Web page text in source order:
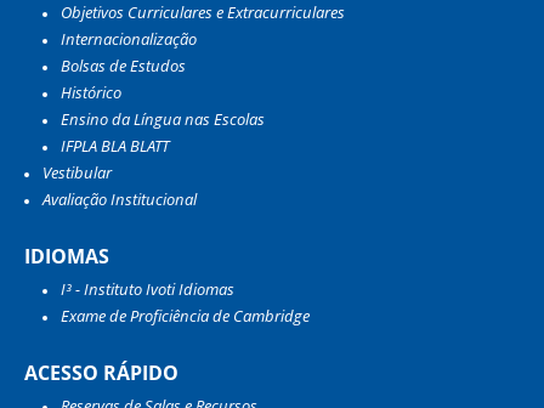
Objetivos Curriculares e Extracurriculares
Internacionalização
Bolsas de Estudos
Histórico
Ensino da Língua nas Escolas
IFPLA BLA BLATT
Vestibular
Avaliação Institucional
IDIOMAS
I³ - Instituto Ivoti Idiomas
Exame de Proficiência de Cambridge
ACESSO RÁPIDO